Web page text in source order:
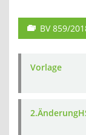
BV 859/
Vorlage